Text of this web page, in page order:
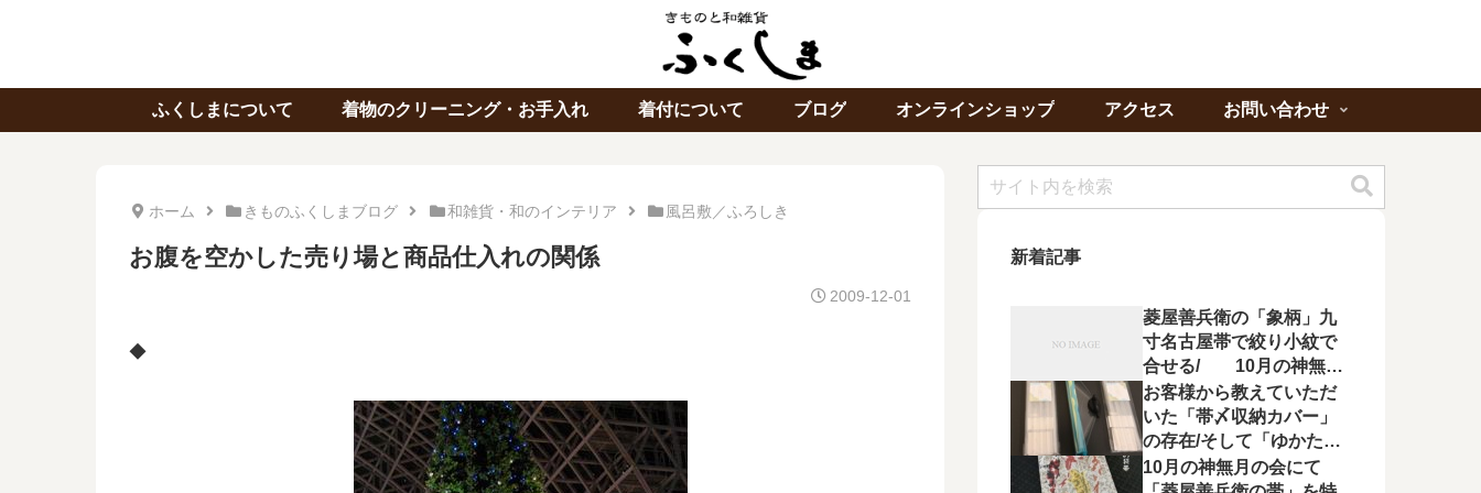
ふくしまについて 着物のクリーニング・お手入れ 着付について ブログ オンラインショップ アクセス お問い合わせ
ホーム きものふくしまブログ 和雑貨・和のインテリア 風呂敷／ふろしき
お腹を空かした売り場と商品仕入れの関係
2009-12-01
◆
新着記事
菱屋善兵衛の「象柄」九
寸名古屋帯で絞り小紋で
合せる/ 10月の神無月
の会にて菱屋善兵衛の帯
を特集！
お客様から教えていただ
いた「帯〆収納カバー」
の存在/そして「ゆかたの
夕べ」へのお誘い
10月の神無月の会にて